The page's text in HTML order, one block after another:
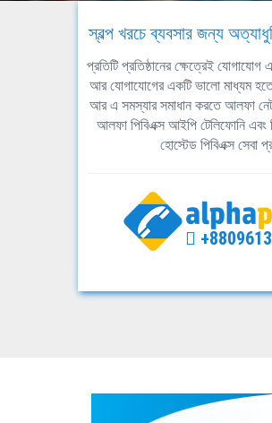
স্বল্প খরচে ব্যবসার জন্য
প্রতিটি প্রতিষ্ঠানের ক্ষেত্রেই
আর যোগাযোগের একটি ভালো মাধ্যম
আর এ সমস্যার সমাধান করতে আলফা
আলফা পিবিএক্স আইপি টেলিফোনি এবং
হোস্টেড পিবিএক্স সেবা